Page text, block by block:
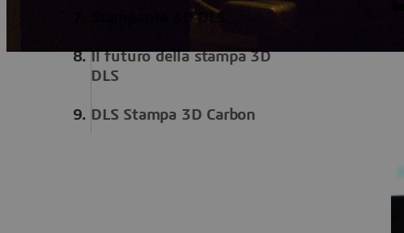
Stampante 3D DLS
Il futuro della stampa 3D
DLS
DLS Stampa 3D Carbon